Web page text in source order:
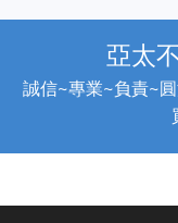
亞太
誠信~專業~負責~